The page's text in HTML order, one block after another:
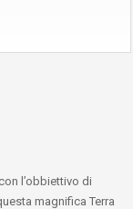
l’obbiettivo di
magnifica Terra